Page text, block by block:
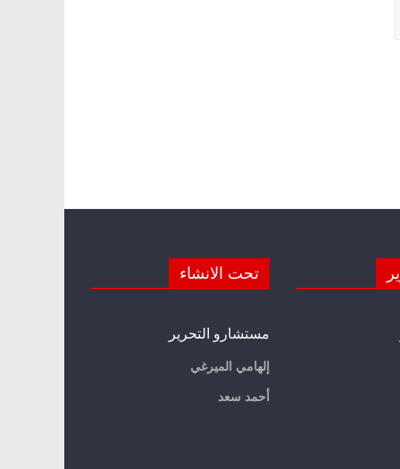
تحت الانشاء
مستشارو التحرير
إلهامي الميرغي
أحمد سعد